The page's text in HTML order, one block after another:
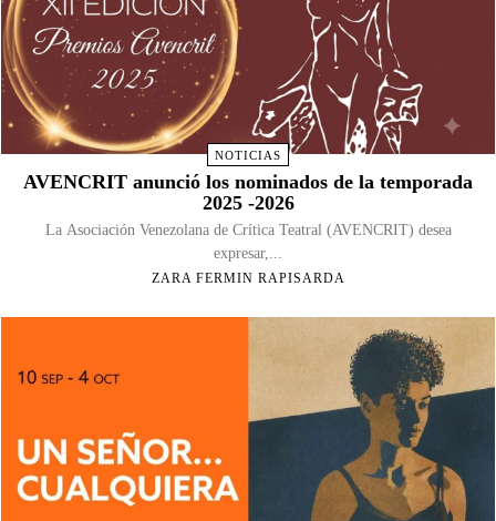
NOTICIAS
AVENCRIT anunció los nominados de la temporada
2025 -2026
La Asociación Venezolana de Crítica Teatral (AVENCRIT) desea
expresar,...
ZARA FERMIN RAPISARDA